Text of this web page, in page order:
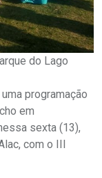
do Lago
programação
em
sexta (13),
com o III